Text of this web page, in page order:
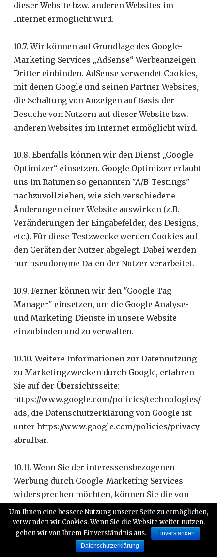
dieser Website bzw. anderen Websites im
Internet ermöglicht wird.
10.7. Wir können auf Grundlage des Google-
Marketing-Services „AdSense“ Werbeanzeigen
Dritter einbinden. AdSense verwendet Cookies,
mit denen Google und seinen Partner-Websites,
die Schaltung von Anzeigen auf Basis der
Besuche von Nutzern auf dieser Website bzw.
anderen Websites im Internet ermöglicht wird.
10.8. Ebenfalls können wir den Dienst „Google
Optimizer“ einsetzen. Google Optimizer erlaubt
uns im Rahmen so genannten "A/B-Testings"
nachzuvollziehen, wie sich verschiedene
Änderungen einer Website auswirken (z.B.
Veränderungen der Eingabefelder, des Designs,
etc.). Für diese Testzwecke werden Cookies auf
den Geräten der Nutzer abgelegt. Dabei werden
nur pseudonyme Daten der Nutzer verarbeitet.
10.9. Ferner können wir den "Google Tag
Manager" einsetzen, um die Google Analyse-
und Marketing-Dienste in unsere Website
einzubinden und zu verwalten.
10.10. Weitere Informationen zur Datennutzung
zu Marketingzwecken durch Google, erfahren
Sie auf der Übersichtsseite:
https://www.google.com/policies/technologies/
ads, die Datenschutzerklärung von Google ist
unter https://www.google.com/policies/privacy
abrufbar.
10.11. Wenn Sie der interessensbezogenen
Werbung durch Google-Marketing-Services
widersprechen möchten, können Sie die von
Google gestellten Einstellungs- und Opt-Out-
Möglichkeiten nutzen:
http://www.google.com/ads/preferences.
Um Ihnen eine bessere Nutzung unserer Seite zu ermöglichen,
verwenden wir Cookies. Wenn Sie die Website weiter nutzen,
gehen wir von Ihrem Einverständnis aus.
Einverstanden
Datenschutzerklärung